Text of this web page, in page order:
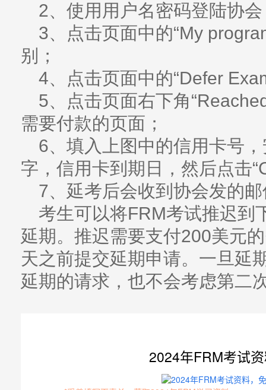
2、使用用户名密码登陆协
3、点击页面中的“My
别；
4、点击页面中的“Defer
5、点击页面右下角
需要付款的页面；
6、填入上图中的信用卡号
字，信用卡到期日，然后点击
7、延考后会收到协会发的
考生可以将FRM考试推迟到
延期。推迟需要支付200美元
天之前提交延期申请。一旦延
延期的请求，也不会考虑第二